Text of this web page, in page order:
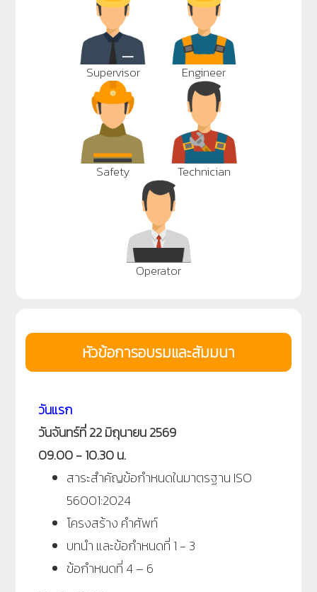
Supervisor Engineer
Safety Technician
Operator
หัวข้อการอบรมและสัมมนา
วันแรก
วันจันทร์ที่ 22 มิถุนายน 2569
09.00 - 10.30 น.
สาระสำคัญข้อกำหนดในมาตรฐาน ISO
56001:2024
โครงสร้าง คำศัพท์
บทนำ และข้อกำหนดที่ 1 - 3
ข้อกำหนดที่ 4 – 6